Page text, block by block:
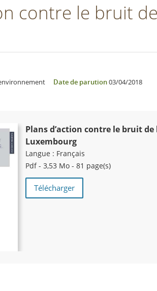
contre le bruit
Date de parution03/04/2018
Plans d’action contre le bruit
Luxembourg
Langue : Français
Pdf - 3,53 Mo - 81 page(s)
Télécharger